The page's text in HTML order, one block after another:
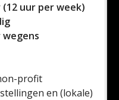
uur per week)
profit
en (lokale)